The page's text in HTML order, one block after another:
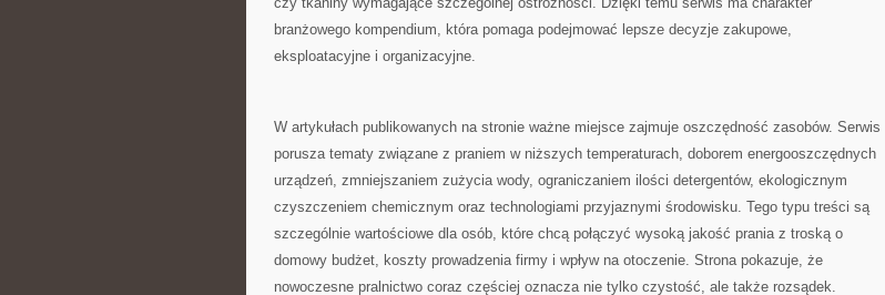
branżowego kompendium, która pomaga podejmować lepsze decyzje zakupowe,
eksploatacyjne i organizacyjne.
W artykułach publikowanych na stronie ważne miejsce zajmuje oszczędność zasobów. Serwis
porusza tematy związane z praniem w niższych temperaturach, doborem energooszczędnych
urządzeń, zmniejszaniem zużycia wody, ograniczaniem ilości detergentów, ekologicznym
czyszczeniem chemicznym oraz technologiami przyjaznymi środowisku. Tego typu treści są
szczególnie wartościowe dla osób, które chcą połączyć wysoką jakość prania z troską o
domowy budżet, koszty prowadzenia firmy i wpływ na otoczenie. Strona pokazuje, że
nowoczesne pralnictwo coraz częściej oznacza nie tylko czystość, ale także rozsądek.